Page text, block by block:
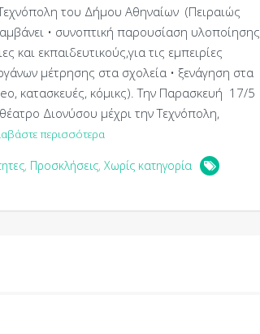
του Δήμου Αθηναίων (Πειραιώς
• συνοπτική παρουσίαση υλοποίησης
εκπαιδευτικούς,για τις εµπειρίες
μέτρησης στα σχολεία • ξενάγηση στα
κατασκευές, κόµικς). Την Παρασκευή 17/5
Διονύσου μέχρι την Τεχνόπολη,
περισσότερα
, Προσκλήσεις, Χωρίς κατηγορία